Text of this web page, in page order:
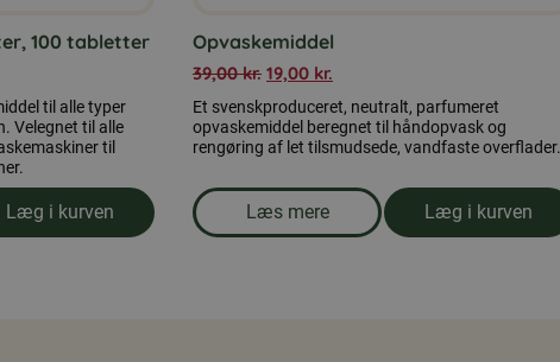
100 tabletter
til alle typer
Velegnet til alle
til
tabletter, 100 tabletter
Læg i kurven
Opvaskemiddel
39,00kr. 19,00 kr.
Et svenskproduceret, neutralt, parfumeret
opvaskemiddel beregnet til håndopvask og
rengøring af let tilsmudsede, vandfaste overflader.
Læs mere
om produkten Opvaskemiddel
Læg i kurven